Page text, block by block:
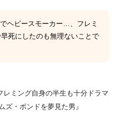
ヘビースモーカー…、フレミ
死にしたのも無理ないことで
レミング自身の半生も十分ドラマ
ズ・ボンドを夢見た男』